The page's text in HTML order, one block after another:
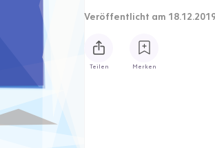
Veröffentlicht am
Teilen Merken